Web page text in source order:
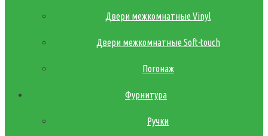
Двери межкомнатные Vinyl
Двери межкомнатные Soft-touch
Погонаж
Фурнитура
Ручки